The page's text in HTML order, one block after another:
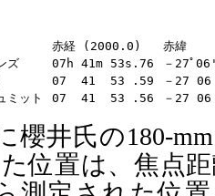
赤経 (2000.0)
赤緯
ズ
07h 41m 53s.76
－27ﾟ
07 41 53 .59
－27
ット
07 41 53 .56 －27
櫻井氏の180-
位置は、焦点距